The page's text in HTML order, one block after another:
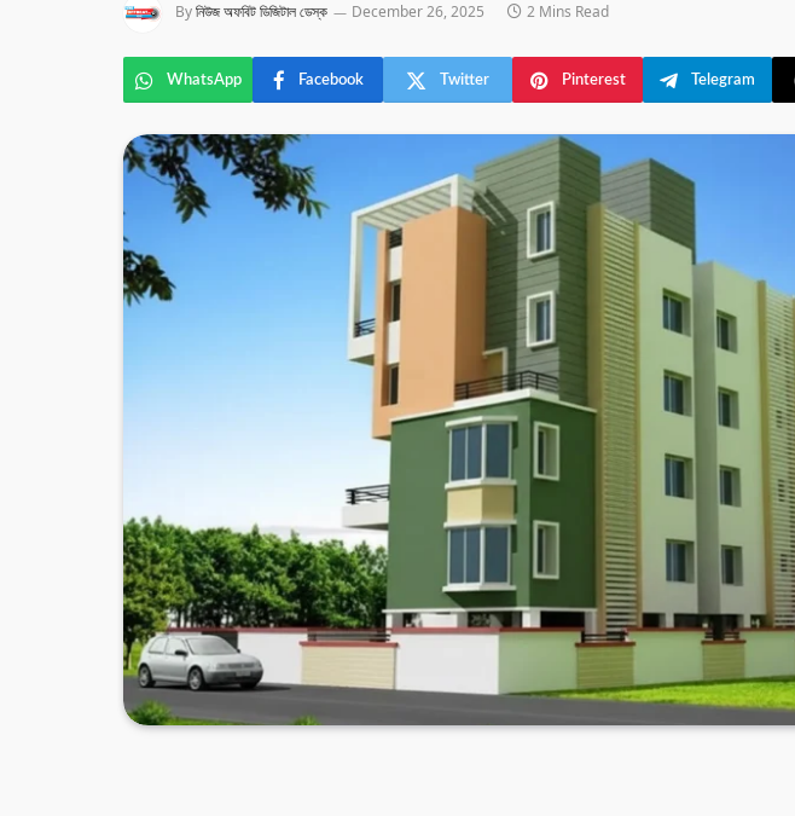
Byনিউজ অফবিট ডিজিটাল ডেস্ক December 26, 2025 2 Mins Read
WhatsApp Facebook Twitter Pinterest Telegram